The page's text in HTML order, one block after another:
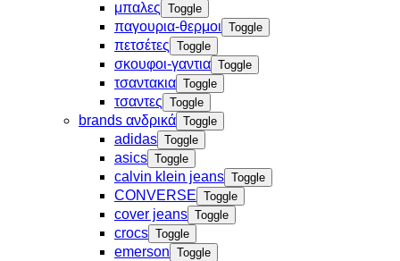
μπαλες Toggle
παγουρια-θερμοι Toggle
πετσέτες Toggle
σκουφοι-γαντια Toggle
τσαντακια Toggle
τσαντες Toggle
brands ανδρικά Toggle
adidas Toggle
asics Toggle
calvin klein jeans Toggle
CONVERSE Toggle
cover jeans Toggle
crocs Toggle
emerson Toggle